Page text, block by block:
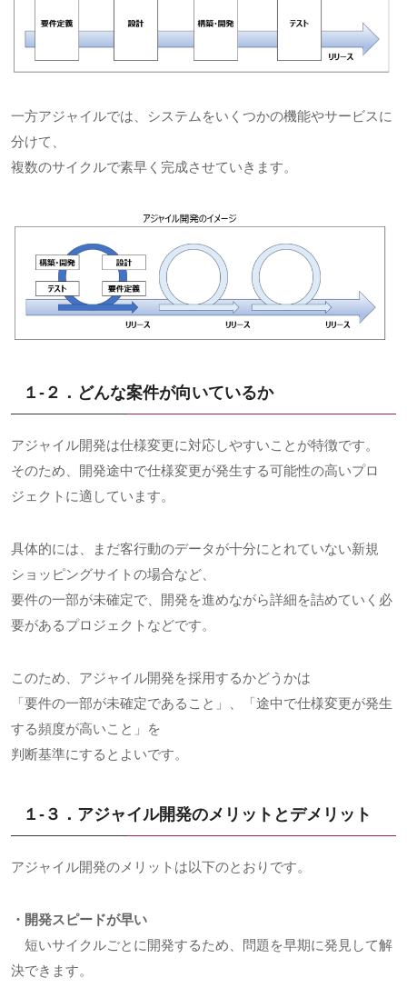
一方アジャイルでは、システムをいくつかの機能やサービスに
分けて、
複数のサイクルで素早く完成させていきます。
１-２．どんな案件が向いているか
アジャイル開発は仕様変更に対応しやすいことが特徴です。
そのため、開発途中で仕様変更が発生する可能性の高いプロ
ジェクトに適しています。
具体的には、まだ客行動のデータが十分にとれていない新規
ショッピングサイトの場合など、
要件の一部が未確定で、開発を進めながら詳細を詰めていく必
要があるプロジェクトなどです。
このため、アジャイル開発を採用するかどうかは
「要件の一部が未確定であること」、「途中で仕様変更が発生
する頻度が高いこと」を
判断基準にするとよいです。
１-３．アジャイル開発のメリットとデメリット
アジャイル開発のメリットは以下のとおりです。
・開発スピードが早い
短いサイクルごとに開発するため、問題を早期に発見して解
決できます。